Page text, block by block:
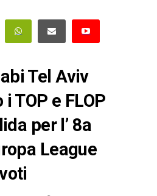
Tel Aviv
TOP e FLOP
per l’ 8a
League